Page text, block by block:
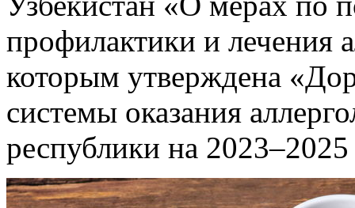
профилактики и лечения
которым утверждена
системы оказания
республики на 2023–2025